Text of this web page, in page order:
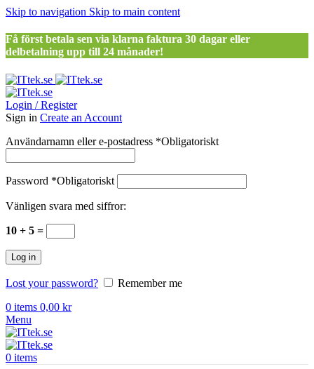
Skip to navigation Skip to main content
Få först betala sen via klarna faktura 30 dagar eller
delbetalning upp till 24 månader!
Login / Register
Sign in Create an Account
Användarnamn eller e-postadress *Obligatoriskt
Password *Obligatoriskt
Vänligen svara med siffror:
10 + 5 =
Log in
Lost your password?
Remember me
0 items 0,00 kr
Menu
0 items